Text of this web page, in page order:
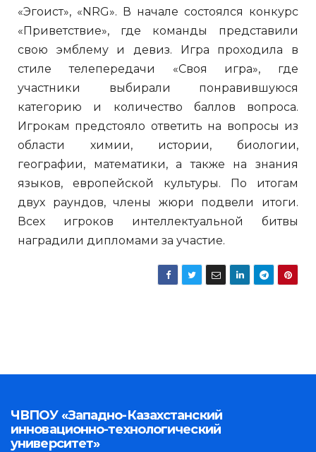
«Эгоист», «NRG». В начале состоялся конкурс
«Приветствие», где команды представили
свою эмблему и девиз. Игра проходила в
стиле телепередачи «Своя игра», где
участники выбирали понравившуюся
категорию и количество баллов вопроса.
Игрокам предстояло ответить на вопросы из
области химии, истории, биологии,
географии, математики, а также на знания
языков, европейской культуры. По итогам
двух раундов, члены жюри подвели итоги.
Всех игроков интеллектуальной битвы
наградили дипломами за участие.
ЧВПОУ «Западно-Казахстанский
инновационно-технологический
университет»